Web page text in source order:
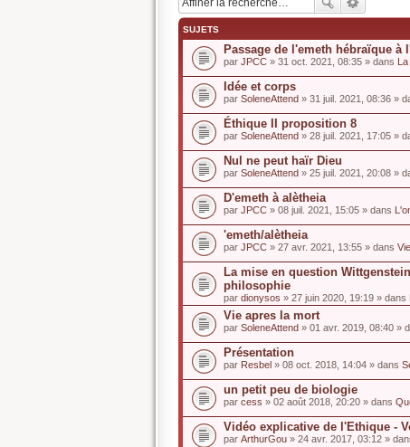
SUJETS
Passage de l'emeth hébraïque à
par JPCC » 31 oct. 2021, 08:35 » dans
Idée et corps
par SoleneAttend » 31 juil. 2021, 08:36 »
Éthique II proposition 8
par SoleneAttend » 28 juil. 2021, 17:05 »
Nul ne peut haïr Dieu
par SoleneAttend » 25 juil. 2021, 20:08 »
D'emeth à alètheia
par JPCC » 08 juil. 2021, 15:05 » dans
'emeth/alètheia
par JPCC » 27 avr. 2021, 13:55 » dans
La mise en question
philosophie
par dionysos » 27 juin 2020, 19:19 » dans
Vie apres la mort
par SoleneAttend » 01 avr. 2019, 08:40 »
Présentation
par Resbel » 08 oct. 2018, 14:04 » dans
un petit peu de biologie
par cess » 02 août 2018, 20:20 » dans
Vidéo explicative de l'Ethique -
par ArthurGou » 24 avr. 2017, 03:12 »